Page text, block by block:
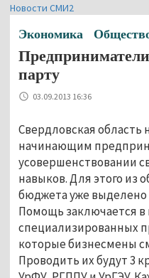
Новости СМИ2
Экономика
парту
03.09.2013 16:36
Свердловская область
начинающим
усовершенствовании
навыков. Для этого из
бюджета уже выделено
Помощь заключается
специализированных
которые бизнесмены
Проводить их будут 3